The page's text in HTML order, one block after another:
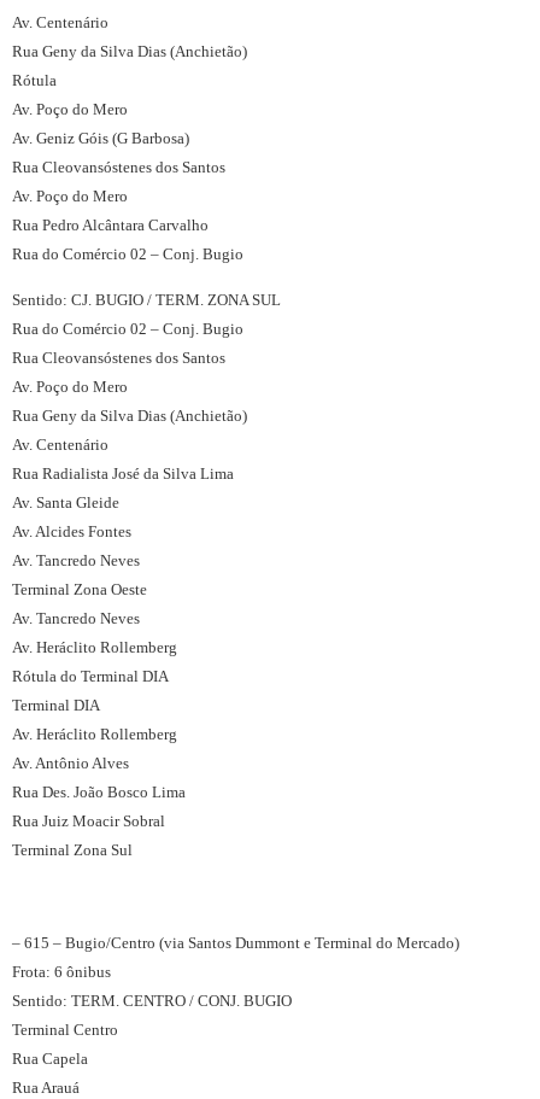
Av. Centenário
Rua Geny da Silva Dias (Anchietão)
Rótula
Av. Poço do Mero
Av. Geniz Góis (G Barbosa)
Rua Cleovansóstenes dos Santos
Av. Poço do Mero
Rua Pedro Alcântara Carvalho
Rua do Comércio 02 – Conj. Bugio
Sentido: CJ. BUGIO / TERM. ZONA SUL
Rua do Comércio 02 – Conj. Bugio
Rua Cleovansóstenes dos Santos
Av. Poço do Mero
Rua Geny da Silva Dias (Anchietão)
Av. Centenário
Rua Radialista José da Silva Lima
Av. Santa Gleide
Av. Alcides Fontes
Av. Tancredo Neves
Terminal Zona Oeste
Av. Tancredo Neves
Av. Heráclito Rollemberg
Rótula do Terminal DIA
Terminal DIA
Av. Heráclito Rollemberg
Av. Antônio Alves
Rua Des. João Bosco Lima
Rua Juiz Moacir Sobral
Terminal Zona Sul
– 615 – Bugio/Centro (via Santos Dummont e Terminal do Mercado)
Frota: 6 ônibus
Sentido: TERM. CENTRO / CONJ. BUGIO
Terminal Centro
Rua Capela
Rua Arauá